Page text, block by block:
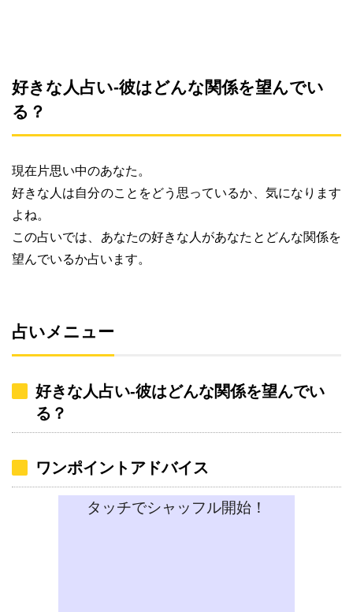
好きな人占い-彼はどんな関係を望んでい
る？
現在片思い中のあなた。
好きな人は自分のことをどう思っているか、気になります
よね。
この占いでは、あなたの好きな人があなたとどんな関係を
望んでいるか占います。
占いメニュー
好きな人占い-彼はどんな関係を望んでい
る？
ワンポイントアドバイス
タッチでシャッフル開始！